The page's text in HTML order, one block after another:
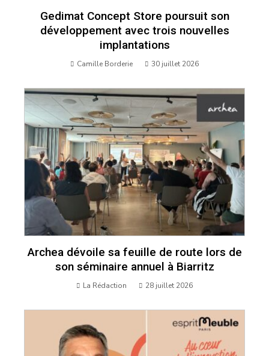
Gedimat Concept Store poursuit son
développement avec trois nouvelles
implantations
Camille Borderie 30 juillet 2026
Archea dévoile sa feuille de route lors de
son séminaire annuel à Biarritz
La Rédaction 28 juillet 2026